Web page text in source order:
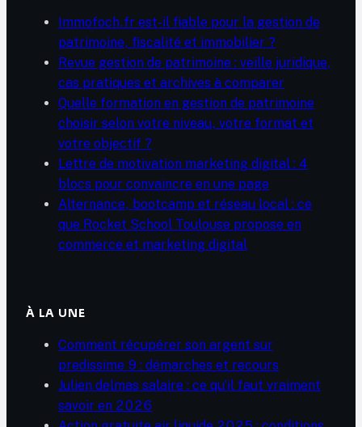
Immofoch.fr est-il fiable pour la gestion de
patrimoine, fiscalité et immobilier ?
Revue gestion de patrimoine : veille juridique,
cas pratiques et archives à comparer
Quelle formation en gestion de patrimoine
choisir selon votre niveau, votre format et
votre objectif ?
Lettre de motivation marketing digital : 4
blocs pour convaincre en une page
Alternance, bootcamp et réseau local : ce
que Rocket School Toulouse propose en
commerce et marketing digital
À LA UNE
Comment récupérer son argent sur
predissime 9 : démarches et recours
Julien delmas salaire : ce qu’il faut vraiment
savoir en 2026